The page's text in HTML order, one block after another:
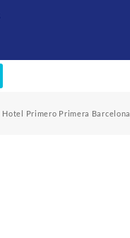
Hotel Primero Primera Barcelona